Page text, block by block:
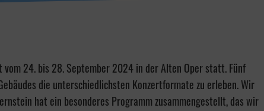
24. bis 28. September 2024 in der Alten Oper statt. Fünf
die unterschiedlichsten Konzertformate zu erleben. Wir
hat ein besonderes Programm zusammengestellt, das wir